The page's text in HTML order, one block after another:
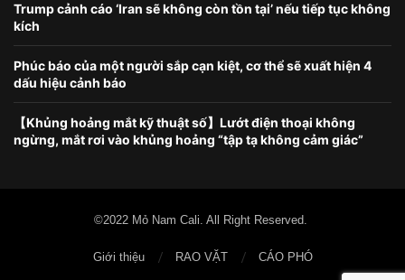
Trump cảnh cáo ‘Iran sẽ không còn tồn tại’ nếu tiếp tục không
kích
Phúc báo của một người sắp cạn kiệt, cơ thể sẽ xuất hiện 4
dấu hiệu cảnh báo
【Khủng hoảng mắt kỹ thuật số】Lướt điện thoại không
ngừng, mắt rơi vào khủng hoảng “tập tạ không cảm giác”
©2022 Mỏ Nam Cali. All Right Reserved.
Giới thiệu RAO VẶT CÁO PHÓ